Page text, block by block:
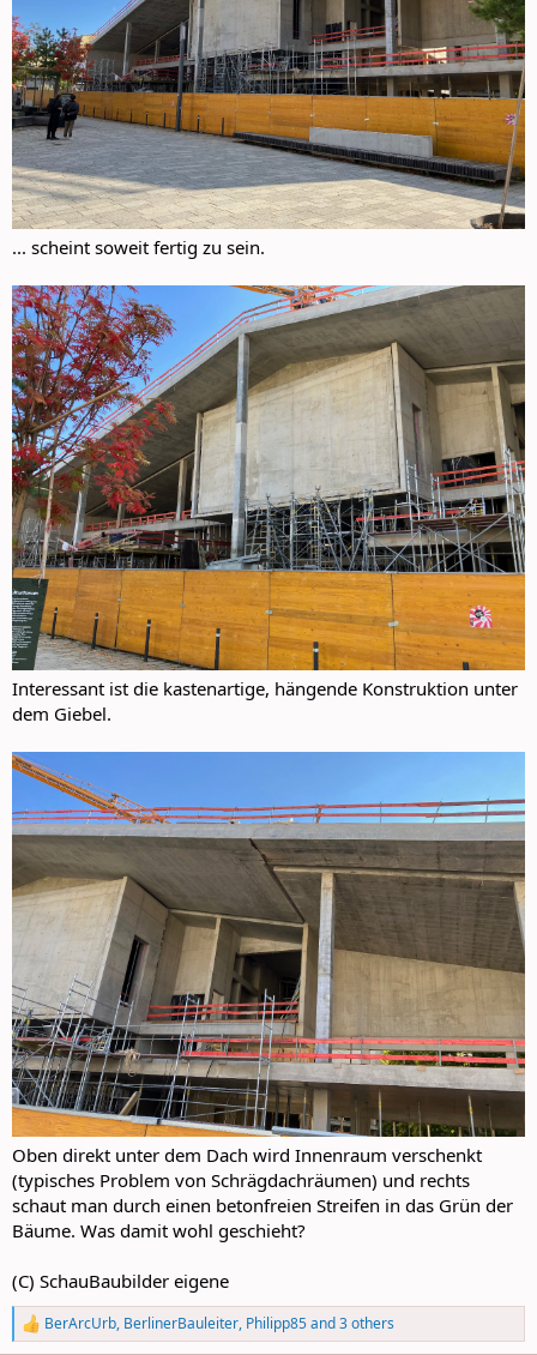
... scheint soweit fertig zu sein.
Interessant ist die kastenartige, hängende Konstruktion unter
dem Giebel.
Oben direkt unter dem Dach wird Innenraum verschenkt
(typisches Problem von Schrägdachräumen) und rechts
schaut man durch einen betonfreien Streifen in das Grün der
Bäume. Was damit wohl geschieht?
(C) SchauBaubilder eigene
R
e
BerArcUrb, BerlinerBauleiter, Philipp85and 3 others